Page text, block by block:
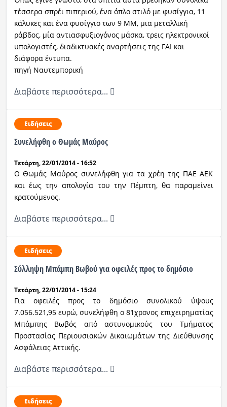
τέσσερα σπρέι πιπεριού, ένα όπλο στιλό με φυσίγγια, 11
κάλυκες και ένα φυσίγγιο των 9 MM, μια μεταλλική
ράβδος, μία αντιασφυξιογόνος μάσκα, τρεις ηλεκτρονικοί
υπολογιστές, διαδικτυακές αναρτήσεις της FAI και
διάφορα έντυπα.
πηγή Ναυτεμπορική
Διαβάστε περισσότερα...
Ειδήσεις
Συνελήφθη ο Θωμάς Μαύρος
Τετάρτη, 22/01/2014 - 16:52
Ο Θωμάς Μαύρος συνελήφθη για τα χρέη της ΠΑΕ ΑΕΚ
και έως την απολογία του την Πέμπτη, θα παραμείνει
κρατούμενος.
Διαβάστε περισσότερα...
Ειδήσεις
Σύλληψη Μπάμπη Βωβού για οφειλές προς το δημόσιο
Τετάρτη, 22/01/2014 - 15:24
Για οφειλές προς το δημόσιο συνολικού ύψους
7.056.521,95 ευρώ, συνελήφθη o 81χρονος επιχειρηματίας
Μπάμπης Βωβός από αστυνομικούς του Τμήματος
Προστασίας Περιουσιακών Δικαιωμάτων της Διεύθυνσης
Ασφάλειας Αττικής.
Διαβάστε περισσότερα...
Ειδήσεις